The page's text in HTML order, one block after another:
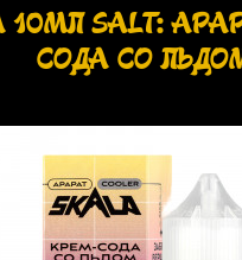
10МЛ SALT:
СОДА СО